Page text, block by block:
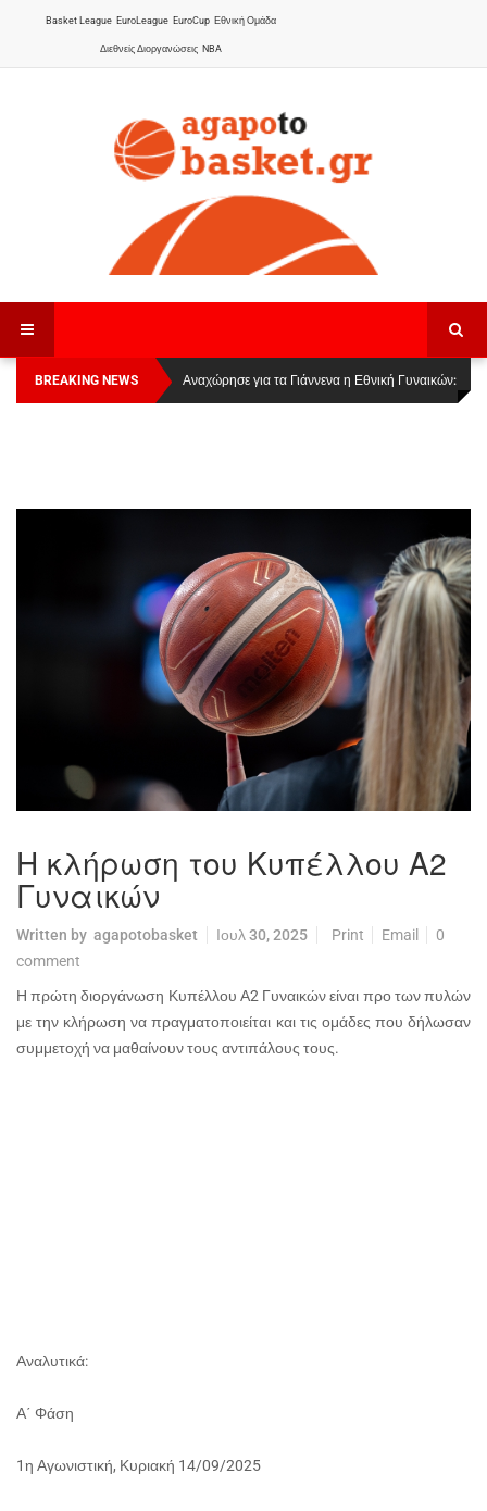
Basket League EuroLeague EuroCup Εθνική Ομάδα
Διεθνείς Διοργανώσεις NBA
BREAKING NEWS
Οι Πάνθηρες Καβάλας στην Women Basketball
League 1
Αναχώρησε για τα Γιάννενα η Εθνική Γυναικών:
Η κλήρωση του Κυπέλλου Α2
Γυναικών
Written by agapotobasket Ιουλ 30, 2025 Print Email
0
comment
Η πρώτη διοργάνωση Κυπέλλου Α2 Γυναικών είναι προ των πυλών
με την κλήρωση να πραγματοποιείται και τις ομάδες που δήλωσαν
συμμετοχή να μαθαίνουν τους αντιπάλους τους.
Αναλυτικά:
Α΄ Φάση
1η Αγωνιστική, Κυριακή 14/09/2025